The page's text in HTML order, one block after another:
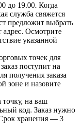
до 19.00. Когда
служба свяжется
предложит выбрать
адрес. Осмотрите
указанной
точек для
поступит на
получения заказа
зоне и назовите
точку, на ваш
код. Заказ нужно
хранения — 3